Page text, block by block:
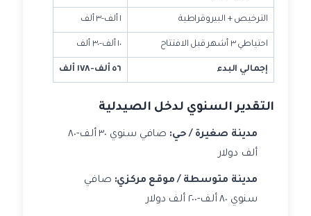
الترخيص + البيروقراطية ١ ألف-٣ ألف
احتياطي ٣ أشهر قبل الافتتاح ١٠ ألف-٣٠ ألف
إجمالي البدء ٥٦ ألف-١٧٨ ألف
التقدير السنوي لدخل الصيدلية
مدينة صغيرة / حي:
صافي سنوي ٣٠ ألف-٨٠
ألف دولار
مدينة متوسطة / موقع مركزي: صافي
سنوي ٨٠ ألف-٢٠٠ ألف دولار